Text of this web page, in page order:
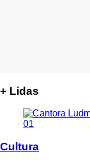
+ Lidas
01
Cultura